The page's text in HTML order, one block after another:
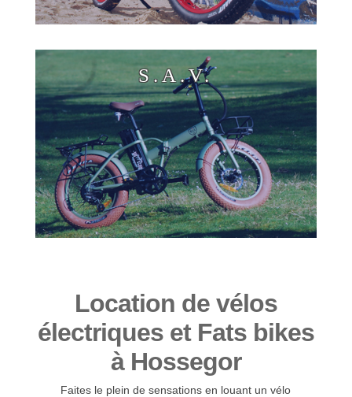
S.A.V.
Location de vélos
électriques et Fats bikes
à Hossegor
Faites le plein de sensations en louant un vélo